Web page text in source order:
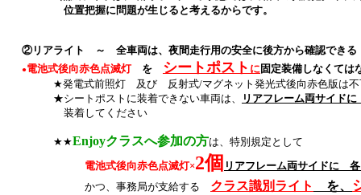
位置把握に問題が生じると考えるからです。
②リアライト ～ 全車両は、夜間走行用の安全に後方から確認できる
●電池式後向赤色点滅灯を シートポスト に固定装備しなくて
★発電式前照灯 及び 反射式/マグネット発光式後向赤色版は不
★シートポストに装着できない車両は、
リアフレーム両サイド
装着してください
★★Enjoyクラスへ参加の方は、特別規定として
電池式後向赤色点滅灯×2個 リアフレーム両サイドに
かつ、事務局が支給する クラス識別ライト を、